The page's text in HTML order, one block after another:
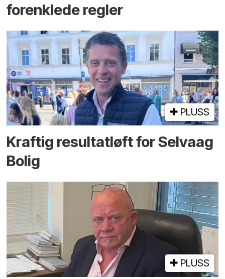
forenklede regler
PLUSS
Kraftig resultatløft for Selvaag
Bolig
PLUSS